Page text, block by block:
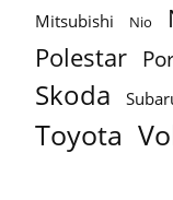
Mitsubishi Nio
Polestar
Skoda
Toyota